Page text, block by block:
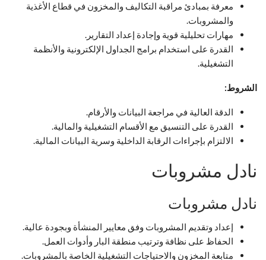
معرفة بمبادئ مراقبة التكاليف والمخزون في قطاع الأغذية
والمشروبات.
مهارات تحليلية قوية وإجادة إعداد التقارير.
القدرة على استخدام برامج الجداول الإلكترونية والأنظمة
التشغيلية.
الشروط:
الدقة العالية في مراجعة البيانات والأرقام.
القدرة على التنسيق مع الأقسام التشغيلية والمالية.
الالتزام بإجراءات الرقابة الداخلية وسرية البيانات المالية.
نادل مشروبات
نادل مشروبات
إعداد وتقديم المشروبات وفق معايير المنشأة وبجودة عالية.
الحفاظ على نظافة وترتيب منطقة البار وأدوات العمل.
متابعة المخزون والاحتياجات التشغيلية الخاصة بالمشروبات.